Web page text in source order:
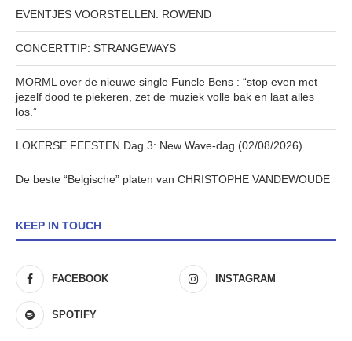
EVENTJES VOORSTELLEN: ROWEND
CONCERTTIP: STRANGEWAYS
MORML over de nieuwe single Funcle Bens : “stop even met
jezelf dood te piekeren, zet de muziek volle bak en laat alles
los.”
LOKERSE FEESTEN Dag 3: New Wave-dag (02/08/2026)
De beste “Belgische” platen van CHRISTOPHE VANDEWOUDE
KEEP IN TOUCH
FACEBOOK INSTAGRAM
SPOTIFY